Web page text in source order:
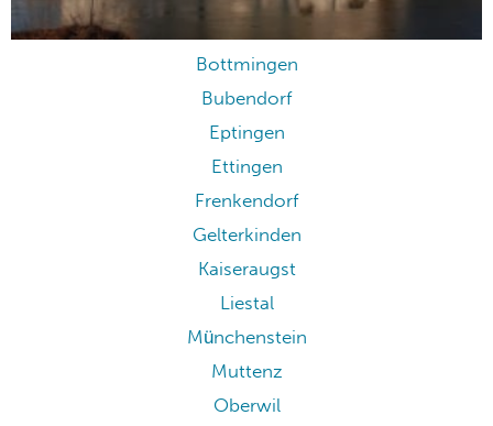
Bottmingen
Bubendorf
Eptingen
Ettingen
Frenkendorf
Gelterkinden
Kaiseraugst
Liestal
Münchenstein
Muttenz
Oberwil